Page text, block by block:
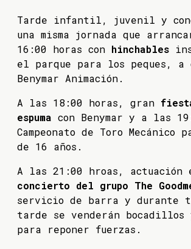
Tarde infantil, juvenil y
una misma jornada que
16:00 horas con hinchables
el parque para los peques, a
Benymar Animación.
A las 18:00 horas, gran
espuma con Benymar y a las
Campeonato de Toro Mecánico
de 16 años.
A las 21:00 hroas, actuación
concierto del grupo The
servicio de barra y durante
tarde se venderán bocadillos
para reponer fuerzas.